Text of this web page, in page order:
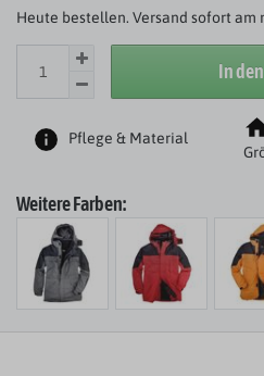
Heute bestellen. Versand sofort am
In
Pflege & Material
Weitere Farben: